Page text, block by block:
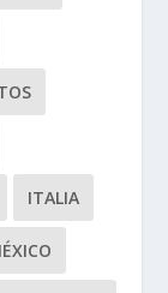
ITALIA